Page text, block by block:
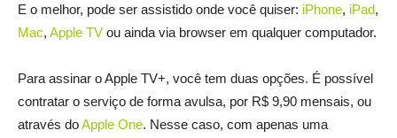
E o melhor, pode ser assistido onde você quiser: iPhone, iPad,
Mac, Apple TV ou ainda via browser em qualquer computador.
Para assinar o Apple TV+, você tem duas opções. É possível
contratar o serviço de forma avulsa, por R$ 9,90 mensais, ou
através doApple One. Nesse caso, com apenas uma